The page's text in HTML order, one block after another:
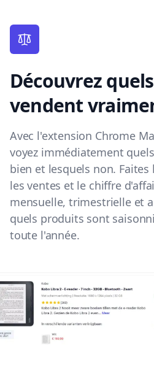
Découvrez
vendent
Avec l'extension Chrome
voyez immédiatement
bien et lesquels non.
les ventes et le chiffre
mensuelle, trimestrielle et
quels produits sont
toute l'année.